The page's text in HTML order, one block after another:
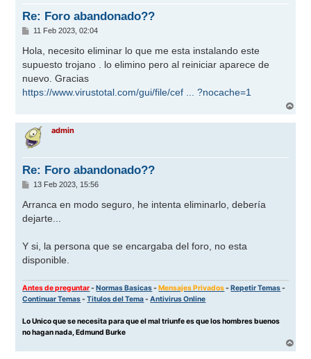
Re: Foro abandonado??
M
n
s
a
e
11 Feb 2023, 02:04
Hola, necesito eliminar lo que me esta instalando este
supuesto trojano . lo elimino pero al reiniciar aparece de
nuevo. Gracias
https://www.virustotal.com/gui/file/cef ... ?nocache=1
r
admin
Re: Foro abandonado??
M
n
a
13 Feb 2023, 15:56
Arranca en modo seguro, he intenta eliminarlo, debería
dejarte...
Y si, la persona que se encargaba del foro, no esta
disponible.
Antes de preguntar-Normas Basicas-Mensajes Privados-Repetir Temas-
Continuar Temas-Titulos del Tema-Antivirus Online
Lo Unico que se necesita para que el mal triunfe es que los hombres buenos
no hagan nada, Edmund Burke
r